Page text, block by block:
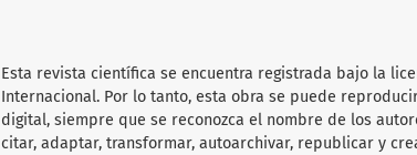
Esta revista científica se encuentra registrada bajo la
Internacional. Por lo tanto, esta obra se puede
digital, siempre que se reconozca el nombre de los
citar, adaptar, transformar, autoarchivar, republicar y